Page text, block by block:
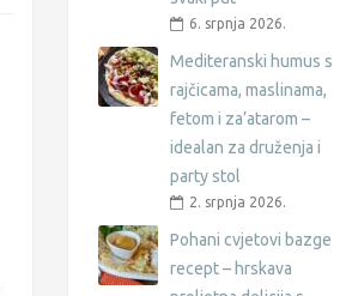
6. srpnja 2026.
Mediteranski humus s
rajčicama, maslinama,
fetom i za’atarom –
idealan za druženja i
party stol
2. srpnja 2026.
Pohani cvjetovi bazge
recept – hrskava